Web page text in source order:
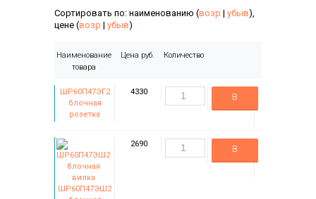
Сортировать по: наименованию (возр | убыв),
цене (возр | убыв)
Наименование
товара
Цена руб. Количество
ШР60П47ЭГ2
блочная
розетка
4330
В
ШР60П47ЭШ2
2690
В